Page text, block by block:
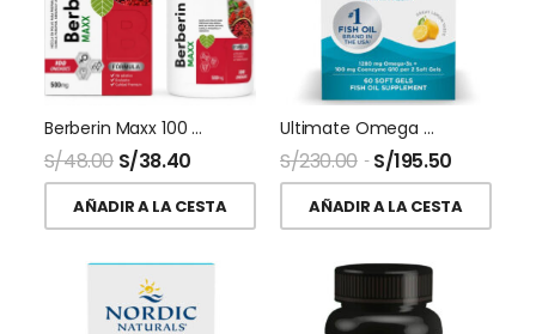
Berberin Maxx 100 Capsulas Naturalmaxx
S/48.00 S/38.40
AÑADIR A LA CESTA
Ultimate Omega + CoQ10 60 Softgel Nordic Naturals
S/230.00 S/195.50
AÑADIR A LA CESTA